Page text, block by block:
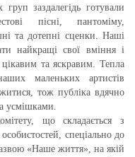
заздалегідь готували
пісні, пантоміму,
та дотепні сценки. Наші
найкращі свої вміння і
та яскравим. Тепла
маленьких артистів
тож публіка вдячно
усмішками.
що складається з
спеціально до
«Наше життя», на якій